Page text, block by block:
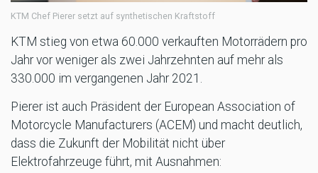
KTM Chef Pierer setzt auf synthetischen Kraftstoff
KTM stieg von etwa 60.000 verkauften Motorrädern pro
Jahr vor weniger als zwei Jahrzehnten auf mehr als
330.000 im vergangenen Jahr 2021.
Pierer ist auch Präsident der European Association of
Motorcycle Manufacturers (ACEM) und macht deutlich,
dass die Zukunft der Mobilität nicht über
Elektrofahrzeuge führt, mit Ausnahmen: